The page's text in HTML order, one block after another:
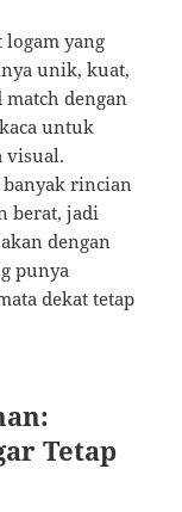
logam yang
unik, kuat,
match dengan
untuk
visual.
rincian
berat, jadi
dengan
punya
dekat tetap
Tetap